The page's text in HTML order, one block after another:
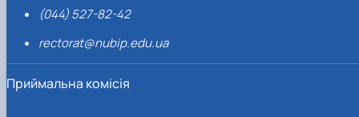
(044) 527-82-42
rectorat@nubip.edu.ua
Приймальна комісія